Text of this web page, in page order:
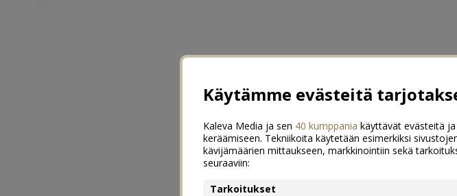
Käytämme evästeitä
Kaleva Media ja sen 40 kumppania käyttävät evästeitä
keräämiseen. Tekniikoita käytetään esimerkiksi
kävijämäärien mittaukseen, markkinointiin sekä
seuraaviin:
Tarkoitukset